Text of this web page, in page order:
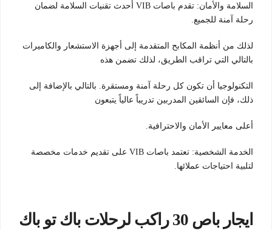
السلامة والأمان: تقدم باصات VIB أحدث تقنيات السلامة لضمان
رحلة آمنة للجميع.
لذلك من أنظمة المكابح المتقدمة إلى أجهزة الاستشعار والكاميرات
بالتالي التي تراقب الطريق، لذلك تضمن هذه
التكنولوجيا أن تكون كل رحلة آمنة ومستقرة. بالتالي بالإضافة إلى
ذلك، فإن السائقين المدربين تدريباً عالياً يتبعون
أعلى معايير الأمان والاحترافية.
الخدمة الشخصية: تعتمد باصات VIB على تقديم خدمات مخصصة
لتلبية احتياجات عملائها.
ايجار باص 30 راكب لرحلات باك تو باك